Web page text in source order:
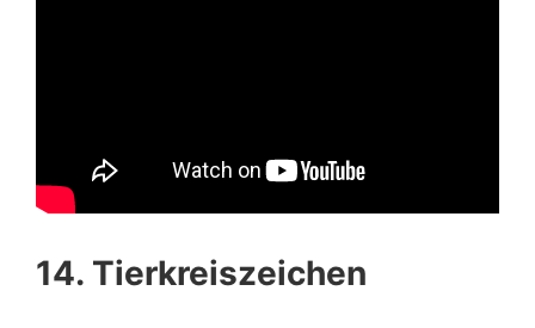
14. Tierkreiszeichen